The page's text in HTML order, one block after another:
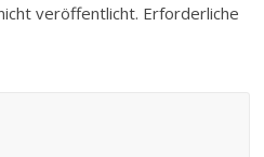
veröffentlicht. Erforderliche